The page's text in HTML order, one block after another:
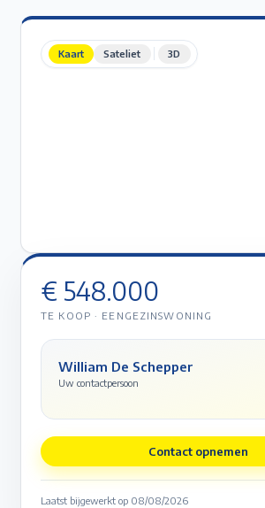
Kaart Sateliet 3D
€ 548.000
TE KOOP · EENGEZINSWONING
William De Schepper
Uw contactpersoon
Contact opnemen
Laatst bijgewerkt op 08/08/2026